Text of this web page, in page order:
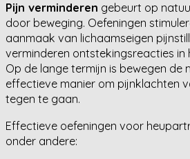
Pijn verminderen gebeurt op
door beweging. Oefeningen
aanmaak van lichaamseigen
verminderen ontstekingsreacties in
Op de lange termijn is bewegen de
effectieve manier om pijnklachten
tegen te gaan.
Effectieve oefeningen voor
onder andere: